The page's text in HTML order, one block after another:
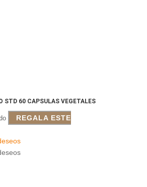
STD 60 CAPSULAS VEGETALES
REGALA ESTE